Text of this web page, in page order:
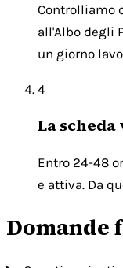
Controlliamo
all'Albo degli
un giorno
4
La
Entro 24-48
e attiva. Da
Domande